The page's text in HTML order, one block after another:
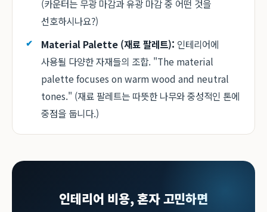
(카운터는 무광 마감과 유광 마감 중 어떤 것을
선호하시나요?)
Material Palette (재료 팔레트): 인테리어에
사용될 다양한 자재들의 조합. "The material
palette focuses on warm wood and neutral
tones." (재료 팔레트는 따뜻한 나무와 중성적인 톤에
중점을 둡니다.)
인테리어 비용, 혼자 고민하면